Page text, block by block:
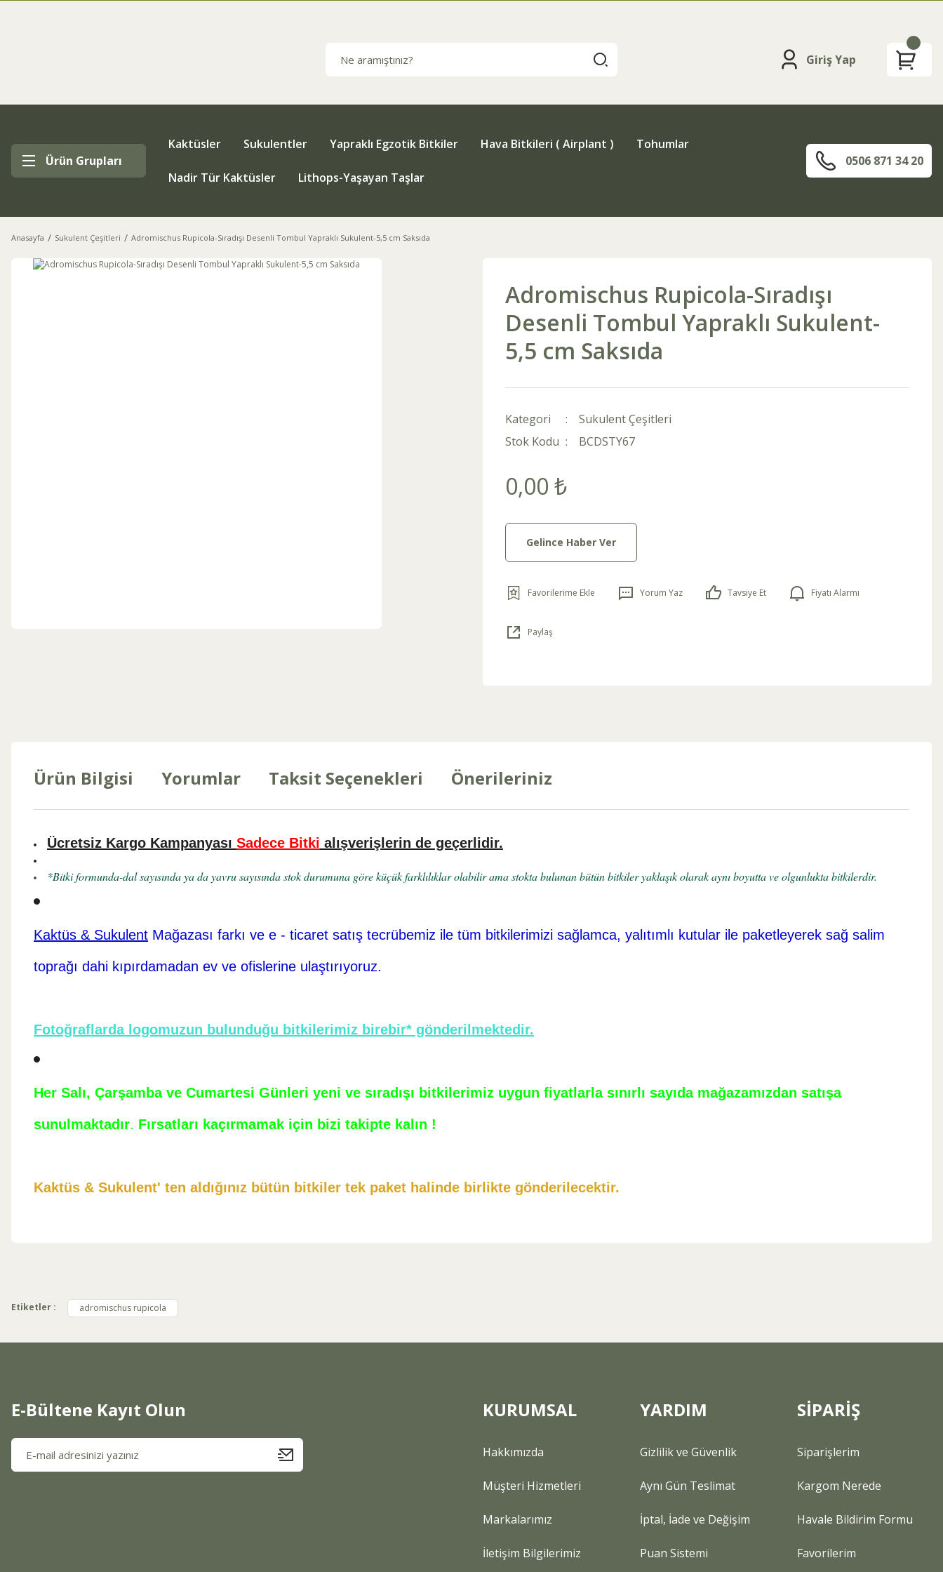
Giriş Yap
Ürün Grupları
Kaktüsler Sukulentler Yapraklı Egzotik Bitkiler Hava Bitkileri ( Airplant ) Tohumlar
Nadir Tür Kaktüsler Lithops-Yaşayan Taşlar
0506 871 34 20
Anasayfa Sukulent Çeşitleri Adromischus Rupicola-Sıradışı Desenli Tombul Yapraklı Sukulent-5,5 cm Saksıda
Adromischus Rupicola-Sıradışı
Desenli Tombul Yapraklı Sukulent-
5,5 cm Saksıda
Kategori
Sukulent Çeşitleri
Stok Kodu
BCDSTY67
0,00 ₺
Gelince Haber Ver
Yorum Yaz Tavsiye Et Fiyatı Alarmı
Paylaş
Ürün Bilgisi Yorumlar Taksit Seçenekleri Önerileriniz
Ücretsiz Kargo Kampanyası Sadece Bitki alışverişlerin de geçerlidir.
*Bitki formunda-dal sayısında ya da yavru sayısında stok durumuna göre küçük farklılıklar olabilir ama stokta bulunan bütün bitkiler yaklaşık olarak aynı boyutta ve olgunlukta bitkilerdir.
Kaktüs & Sukulent Mağazası farkı ve e - ticaret satış tecrübemiz ile tüm bitkilerimizi sağlamca, yalıtımlı kutular ile paketleyerek sağ salim
toprağı dahi kıpırdamadan ev ve ofislerine ulaştırıyoruz.
Fotoğraflarda logomuzun bulunduğu bitkilerimiz birebir* gönderilmektedir.
Her Salı, Çarşamba ve Cumartesi Günleri yeni ve sıradışı bitkilerimiz uygun fiyatlarla sınırlı sayıda mağazamızdan satışa
sunulmaktadır. Fırsatları kaçırmamak için bizi takipte kalın !
Kaktüs & Sukulent' ten aldığınız bütün bitkiler tek paket halinde birlikte gönderilecektir.
Ürün açıklamasında eksik bilgiler bulunuyor.
Ürün bilgilerinde hatalar bulunuyor.
Gönder
Etiketler : adromischus rupicola
E-Bültene Kayıt Olun KURUMSAL
Hakkımızda
Müşteri Hizmetleri
Markalarımız
İletişim Bilgilerimiz
YARDIM
Gizlilik ve Güvenlik
Aynı Gün Teslimat
İptal, İade ve Değişim
Puan Sistemi
SİPARİŞ
Siparişlerim
Kargom Nerede
Havale Bildirim Formu
Favorilerim